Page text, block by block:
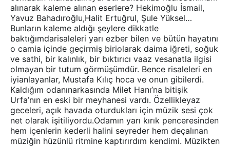
alınarak kaleme alınan eserlere? Hekimoğlu İsmail,
Yavuz Bahadıroğlu,Halit Ertuğrul, Şule Yüksel…
Bunların kaleme aldığı şeylere dikkatle
baktığımdarisaleleri yarı ezber bilen ve bütün hayatını
o camia içinde geçirmiş biriolarak daima iğreti, soğuk
ve sathi, bir kalınlık, bir bıktırıcı vaaz vesanatla ilgisi
olmayan bir tutum görmüşümdür. Bence risaleleri en
iyianlayanlar, Mustafa Kılıç hoca ve onun gibilerdi.
Kaldığım odanınarkasında Milet Hanı’na bitişik
Urfa’nın en eski bir meyhanesi vardı. Özellikleyaz
geceleri, açık havada oturdukları için müzik sesi çok
net olarak işitiliyordu.Odamın yarı kırık penceresinden
hem içenlerin kederli halini seyreder hem deçalınan
müziğin hüzünlü ritmine kaptırırdım kendimi. Müzikten